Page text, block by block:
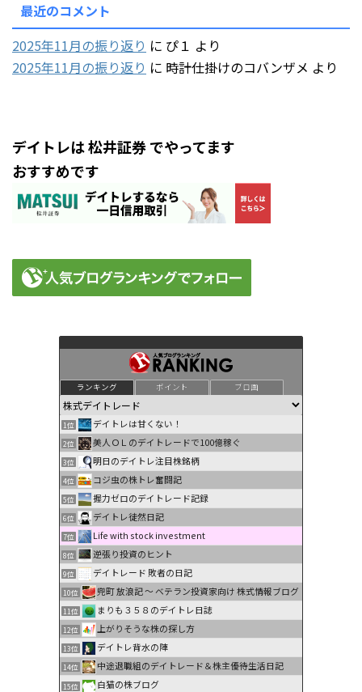
最近のコメント
2025年11月の振り返り に ぴ１ より
2025年11月の振り返り に 時計仕掛けのコバンザメ より
デイトレは 松井証券 でやってます
おすすめです
ランキング ポイント ブロ画
1位 デイトレは甘くない！
2位 美人ＯＬのデイトレードで100億稼ぐ
3位 明日のデイトレ注目株銘柄
4位 コジ虫の株トレ奮闘記
5位 握力ゼロのデイトレード記録
6位 デイトレ徒然日記
7位 Life with stock investment
8位 逆張り投資のヒント
9位 デイトレード 敗者の日記
10位 兜町 放浪記 〜 ベテラン投資家向け 株式情報ブログ
11位 まりも３５８のデイトレ日誌
12位 上がりそうな株の探し方
13位 デイトレ背水の陣
14位 中途退職組のデイトレード＆株主優待生活日記
15位
白猫の株ブログ